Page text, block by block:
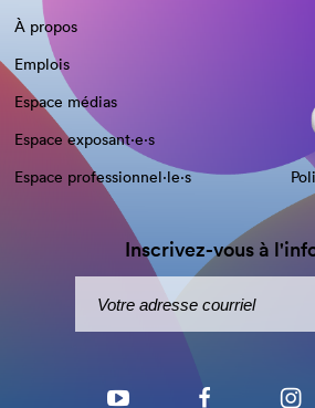
À propos
Emplois
Espace médias
Espace exposant·e⋅s
Espace professionnel·le⋅s
Inscrivez-vous à